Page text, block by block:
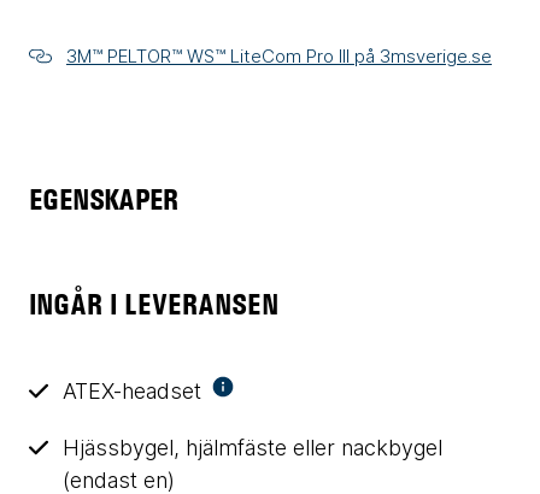
3M™ PELTOR™ WS™ LiteCom Pro III på 3msverige.se
EGENSKAPER
INGÅR I LEVERANSEN
ATEX-headset
Hjässbygel, hjälmfäste eller nackbygel
(endast en)